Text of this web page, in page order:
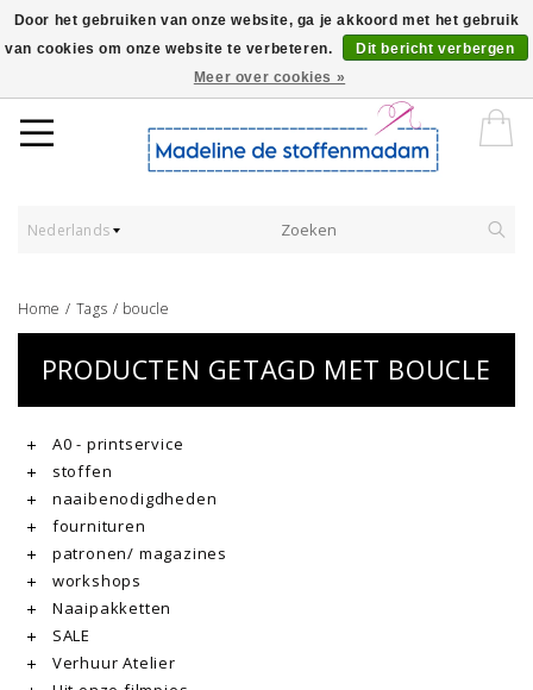
Worldwide Shipping - Onze stoffen worden verkocht per 10 cm.
Nederlands
Home / Tags / boucle
PRODUCTEN GETAGD MET BOUCLE
A0 - printservice
stoffen
naaibenodigdheden
fournituren
patronen/ magazines
workshops
Naaipakketten
SALE
Verhuur Atelier
Door het gebruiken van onze website, ga je akkoord met het gebruik
van cookies om onze website te verbeteren.
Dit bericht verbergen
Meer over cookies »